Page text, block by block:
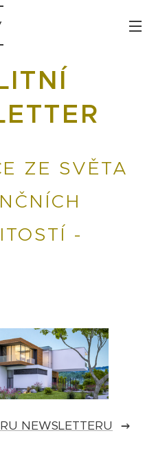
ZE SVĚTA
-
NEWSLETTERU